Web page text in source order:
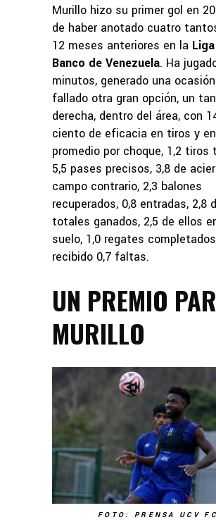
Murillo hizo su primer gol en
de haber anotado cuatro
12 meses anteriores en la
Banco de Venezuela. Ha
minutos, generado una
fallado otra gran opción, un
derecha, dentro del área, con
ciento de eficacia en tiros y en
promedio por choque, 1,2 tiros
5,5 pases precisos, 3,8 de
campo contrario, 2,3 balones
recuperados, 0,8 entradas, 2,8
totales ganados, 2,5 de ellos
suelo, 1,0 regates
recibido 0,7 faltas.
UN PREMIO
MURILLO
FOTO: PRENSA UCV FC